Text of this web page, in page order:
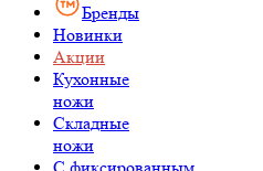
Бренды
Новинки
Акции
Кухонные
ножи
Складные
ножи